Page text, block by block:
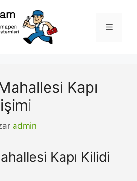
Menü
Kapı
admin
Kapı Kilidi